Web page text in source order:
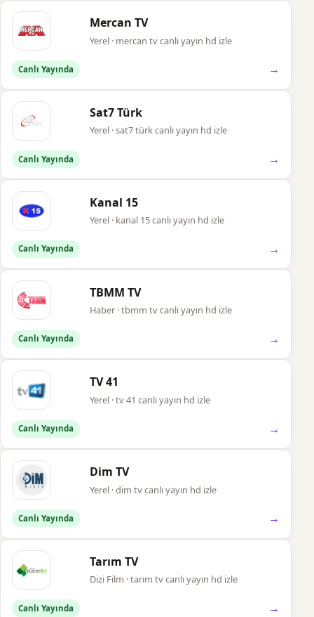
Mercan TV
Yerel · mercan tv canlı yayın hd izle
Canlı Yayında →
Sat7 Türk
Yerel · sat7 türk canlı yayın hd izle
Canlı Yayında →
Kanal 15
Yerel · kanal 15 canlı yayın hd izle
Canlı Yayında →
TBMM TV
Haber · tbmm tv canlı yayın hd izle
Canlı Yayında →
TV 41
Yerel · tv 41 canlı yayın hd izle
Canlı Yayında →
Dim TV
Yerel · dim tv canlı yayın hd izle
Canlı Yayında →
Tarım TV
Dizi Film · tarım tv canlı yayın hd izle
Canlı Yayında →